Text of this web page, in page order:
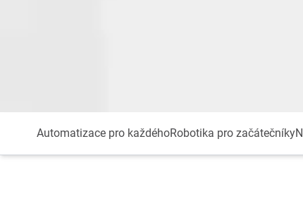
Automatizace pro každéhoRobotika pro začátečníky